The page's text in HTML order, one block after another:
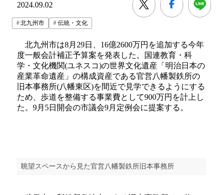
2024.09.02
北九州市 伝統・文化
北九州市は8月29日、16億2600万円を追加する今年
度一般会計補正予算案を発表した。国連教育・科
学・文化機関(ユネスコ)の世界文化遺産「明治日本の
産業革命遺産」の構成資産である官営八幡製鉄所の
旧本事務所(八幡東区)を間近で見学できるようにする
ため、歩道を整備する事業費として900万円を計上し
た。9月5日開会の市議会9月定例会に提案する。
眺望スペースから見た官営八幡製鉄所旧本事務所